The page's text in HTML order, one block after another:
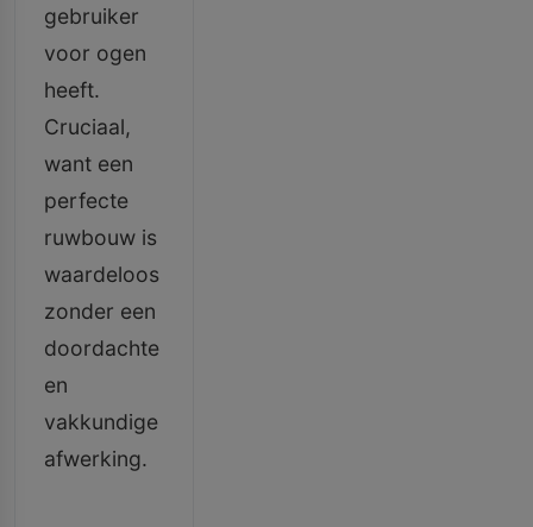
gebruiker
voor ogen
heeft.
Cruciaal,
want een
perfecte
ruwbouw is
waardeloos
zonder een
doordachte
en
vakkundige
afwerking.